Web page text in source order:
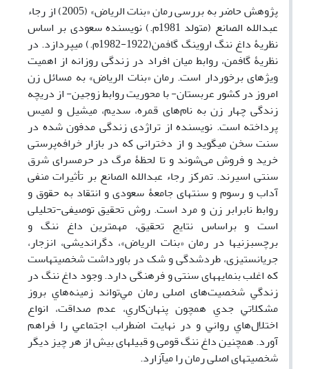
پژوهش حاضر به بررسی رمان «بنات الریاض
» (2005) از رجاء
عبدالله الصانع (متولد 1981م.) نویسنده سعودی بر اساس
نظریۀ داغ ننگ اروینگ گافمن(1922-1982م.)
می­پردازد. در
نظریۀ گافمن،روابط میان افراد در زندگی روزانه از اهمیت
ویژه‏ای برخوردار است.رمان «بنات الریاض» به مسائل زن
امروز در کشور عربستان- با محوریت روابط زوجین- از دریچه
زندگی چهار زنبه نام‌های قمره، سدیم، میشیل و لمیس
پرداخته­ است. نویسنده از تراژدی زندگی مدفون شده در
سنت سخن می­گوید و از دخترانی که در بازار خرافه‌پرستی
خرید و فروش می‌شوند و تا لحظۀ مرگ در حرمسرای شرق
سنتی اسیرند. تمرکز رجاء عبدالله الصانع بر تأثیرات منفی
آداب و رسوم و سنت­های جامعۀ سعودی و انتقاد به حقوق و
روابط نابرابر زن و مرد است. روش تحقیق توصیفی-تحلیلی
است وبراساس نتایج تحقیق، مهمترین داغ ‏ننگ و
برچسب‏زنی‏ها در رمان «بنات الریاض»، دگراندیشی، انزجار،
جریان­ستیزی، طرد‏شدگی و ‏شک در باورداشت شخصیت­هاست
که اغلب بن‏مایه‏های سنتی و فرهنگی دارد.وجود داغ ننگ در
زندگي شخصیت‌های اصلی رمانمي‌تواند زمينه‌هاي بروز
مشكلاتي جدي همچون پنهان‌كاري، عدم صداقت،‌‌ انواع
اختلال‌هاي رواني و در نهايت اضطراب اجتماعي را فراهم
آورد.همچنین داغ ننگ قومی و قبیله­ای بیش از هر چیز دیگر
شخصیت­های اصلی رمان را می­آزارد.